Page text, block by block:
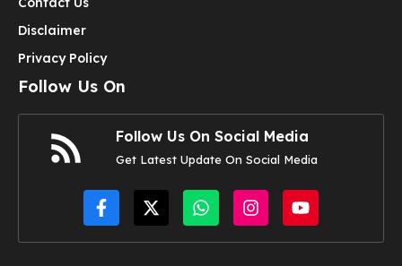
Disclaimer
Privacy Policy
Follow Us On
Follow Us On Social Media
Get Latest Update On Social Media